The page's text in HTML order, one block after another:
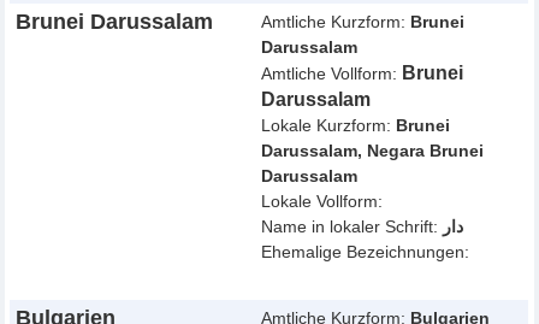
Brunei Darussalam Amtliche Kurzform: Brunei
Darussalam
Amtliche Vollform: Brunei
Darussalam
Lokale Kurzform: Brunei
Darussalam, Negara Brunei
Darussalam
Lokale Vollform:
Name in lokaler Schrift: دار
Ehemalige Bezeichnungen:
Bulgarien Amtliche Kurzform: Bulgarien